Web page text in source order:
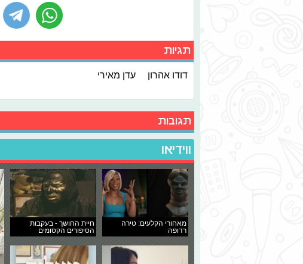
תגיות
דודו אהרון עדן מאירי
תגובות
ווידיאו
מאחורי הקלעים: טירה
רדופה
חיית החושך - בעקבות
הסיפורים הקסומים